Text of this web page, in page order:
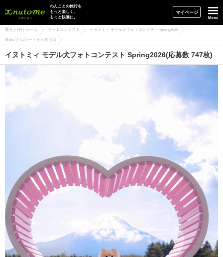
イヌトミィ
わんことの旅行を
もっと楽しく、
もっと快適に。
マイページ
愛犬と旅行 ホーム フォトコンテスト イヌトミィ モデル犬フォトコンテスト Spring2026
Moko さん/ハートから富士山
イヌトミィ モデル犬フォトコンテスト Spring2026(応募数 747枚)